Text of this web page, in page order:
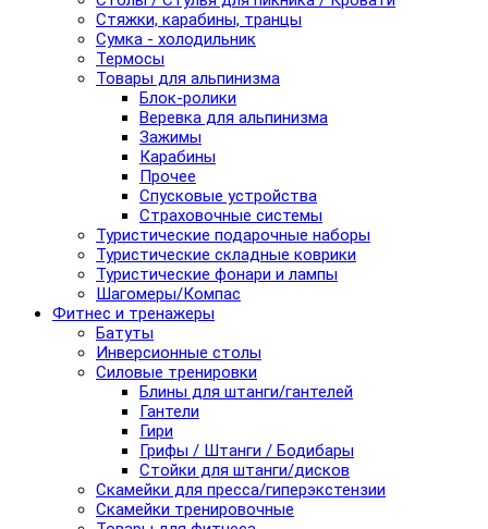
Стяжки, карабины, транцы
Сумка - холодильник
Термосы
Товары для альпинизма
Блок-ролики
Веревка для альпинизма
Зажимы
Карабины
Прочее
Спусковые устройства
Страховочные системы
Туристические подарочные наборы
Туристические складные коврики
Туристические фонари и лампы
Шагомеры/Компас
Фитнес и тренажеры
Батуты
Инверсионные столы
Силовые тренировки
Блины для штанги/гантелей
Гантели
Гири
Грифы / Штанги / Бодибары
Стойки для штанги/дисков
Скамейки для пресса/гиперэкстензии
Скамейки тренировочные